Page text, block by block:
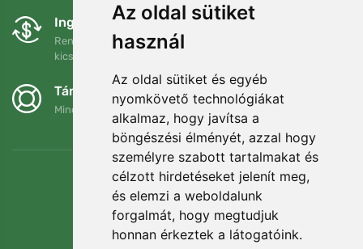
Az oldal sütiket
használ
Az oldal sütiket és egyéb
nyomkövető technológiákat
alkalmaz, hogy javítsa a
böngészési élményét, azzal hogy
személyre szabott tartalmakat és
célzott hirdetéseket jelenít meg,
és elemzi a weboldalunk
forgalmát, hogy megtudjuk
honnan érkeztek a látogatóink.
Ingyenes csere és visszaküldés
Rendelését 90 napon belül bármikor visszaküldheti vagy
kicserélheti.
Támogatjuk a Trees.org-ot
Minden megrendelésért ültetünk egy fát! Bővebben